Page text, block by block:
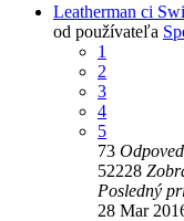
Leatherman ci
od používateľa
1
2
3
4
5
73
52228
Posledný
28 Mar